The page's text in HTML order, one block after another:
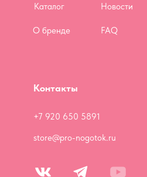
Каталог
О бренде
Новости
Контакты
+7 920 650 5891
store@pro-nogotok.ru
FAQ